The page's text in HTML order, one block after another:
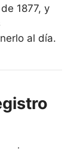
1877, y
al día.